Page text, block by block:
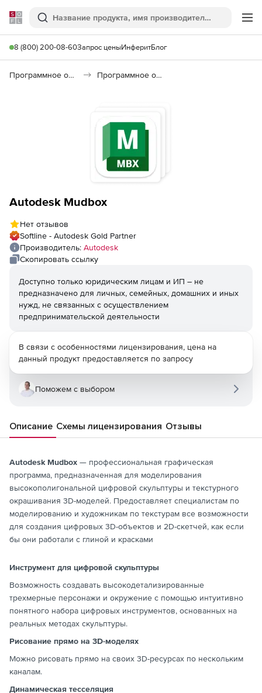
Softline
Поиск
8 (800) 200-08-60Запрос ценыИнферитБлог
Программное обеспечение для графики и дизайна Программное обеспечение для 3D графики
Autodesk Mudbox
Нет отзывов
Softline - Autodesk Gold Partner
Производитель: Autodesk
Скопировать ссылку
Доступно только юридическим лицам и ИП – не
предназначено для личных, семейных, домашних и иных
нужд, не связанных с осуществлением
предпринимательской деятельности
В связи с особенностями лицензирования, цена на
данный продукт предоставляется по запросу
Поможем с выбором
Описание Схемы лицензирования Отзывы
Autodesk Mudbox — профессиональная графическая
программа, предназначенная для моделирования
высокополигональной цифровой скульптуры и текстурного
окрашивания 3D-моделей. Предоставляет специалистам по
моделированию и художникам по текстурам все возможности
для создания цифровых 3D-объектов и 2D-скетчей, как если
бы они работали с глиной и красками
Инструмент для цифровой скульптуры
Возможность создавать высокодетализированные
трехмерные персонажи и окружение с помощью интуитивно
понятного набора цифровых инструментов, основанных на
реальных методах скульптуры.
Рисование прямо на 3D-моделях
Можно рисовать прямо на своих 3D-ресурсах по нескольким
каналам.
Динамическая тесселяция